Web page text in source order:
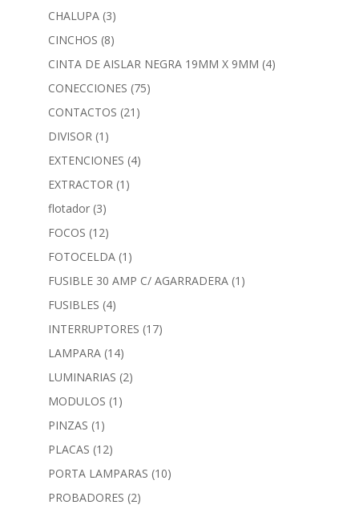
CHALUPA (3)
CINCHOS (8)
CINTA DE AISLAR NEGRA 19MM X 9MM (4)
CONECCIONES (75)
CONTACTOS (21)
DIVISOR (1)
EXTENCIONES (4)
EXTRACTOR (1)
flotador (3)
FOCOS (12)
FOTOCELDA (1)
FUSIBLE 30 AMP C/ AGARRADERA (1)
FUSIBLES (4)
INTERRUPTORES (17)
LAMPARA (14)
LUMINARIAS (2)
MODULOS (1)
PINZAS (1)
PLACAS (12)
PORTA LAMPARAS (10)
PROBADORES (2)